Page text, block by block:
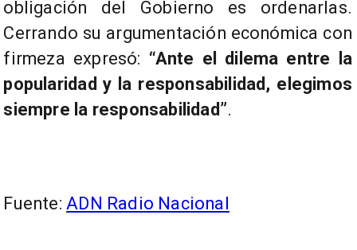
obligación del Gobierno es ordenarlas.
Cerrando su argumentación económica con
firmeza expresó: “Ante el dilema entre la
popularidad y la responsabilidad, elegimos
siempre la responsabilidad”.
Fuente: ADN Radio Nacional